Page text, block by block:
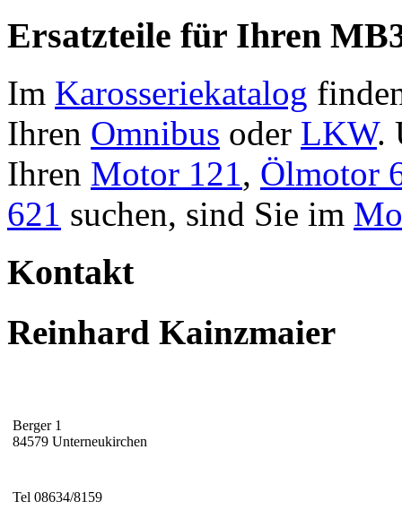
Ersatzteile für Ihren
Im Karosseriekatalog
Ihren Omnibus oder LKW.
Ihren Motor 121, Ölmotor
621 suchen, sind Sie im
Kontakt
Reinhard Kainzmaier
Berger 1
84579 Unterneukirchen
Tel 08634/8159